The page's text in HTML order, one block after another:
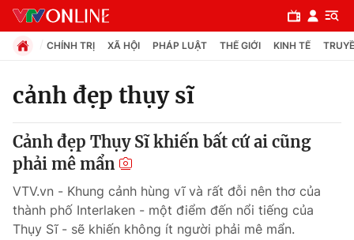
Chuyên mục
Chính trị
Xã hội
CHÍNH TRỊ XÃ HỘI PHÁP LUẬT THẾ GIỚI KINH TẾ
cảnh đẹp thụy sĩ
Cảnh đẹp Thụy Sĩ khiến bất cứ ai cũng
phải mê mẩn
VTV.vn - Khung cảnh hùng vĩ và rất đỗi nên thơ của
thành phố Interlaken - một điểm đến nổi tiếng của
Thụy Sĩ - sẽ khiến không ít người phải mê mẩn.